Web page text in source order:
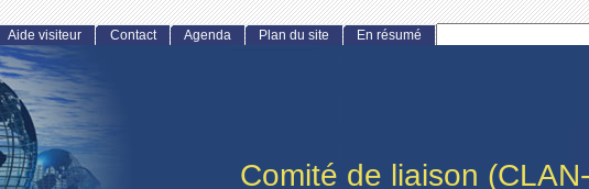
Comité de liaison
Aide visiteur Contact Agenda Plan du site En résumé